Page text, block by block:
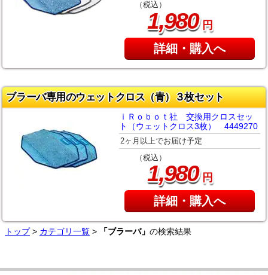
（税込）
1,980円
詳細・購入へ
ブラーバ専用のウェットクロス（青）３枚セット
ｉＲｏｂｏｔ社 交換用クロスセッ
ト（ウェットクロス3枚） 4449270
2ヶ月以上でお届け予定
（税込）
1,980円
詳細・購入へ
トップ> カテゴリ一覧 > 「ブラーバ」 の検索結果